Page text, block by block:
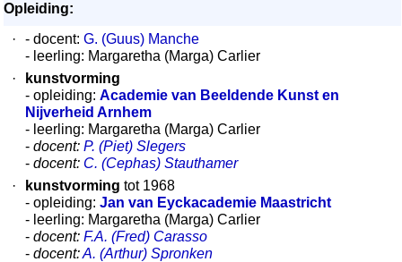
Opleiding:
·
- docent: G. (Guus) Manche
- leerling: Margaretha (Marga) Carlier
·
kunstvorming
- opleiding: Academie van Beeldende Kunst en
Nijverheid Arnhem
- leerling: Margaretha (Marga) Carlier
- docent: P. (Piet) Slegers
- docent: C. (Cephas) Stauthamer
·
kunstvorming tot 1968
- opleiding: Jan van Eyckacademie Maastricht
- leerling: Margaretha (Marga) Carlier
- docent: F.A. (Fred) Carasso
- docent:A. (Arthur) Spronken